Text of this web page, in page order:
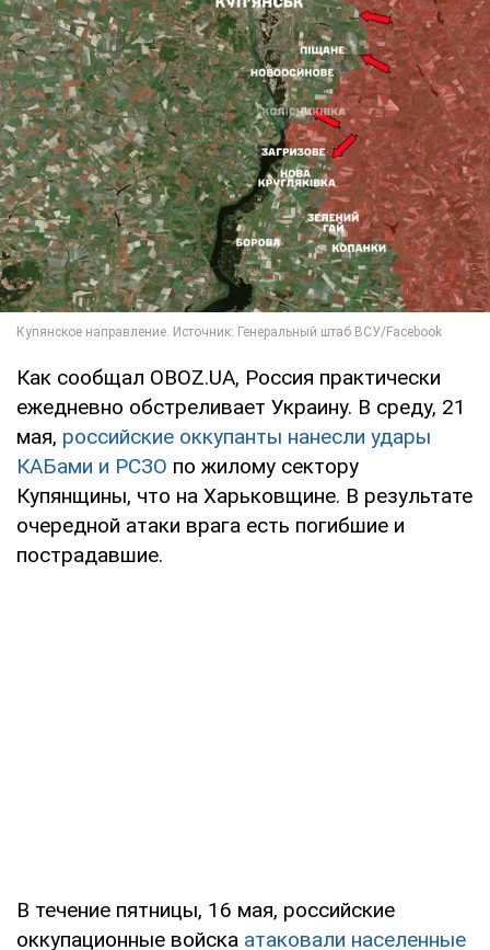
Как сообщал OBOZ.UA, Россия практически
ежедневно обстреливает Украину. В среду, 21
мая, российские оккупанты нанесли удары
КАБами и РСЗО по жилому сектору
Купянщины, что на Харьковщине. В результате
очередной атаки врага есть погибшие и
пострадавшие.
В течение пятницы, 16 мая, российские
оккупационные войска атаковали населенные